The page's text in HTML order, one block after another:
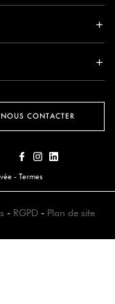
NOUS CONTACTER
- Termes
- RGPD - Plan de site